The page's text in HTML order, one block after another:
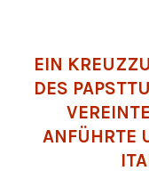
EIN
DES
ANFÜHRTE